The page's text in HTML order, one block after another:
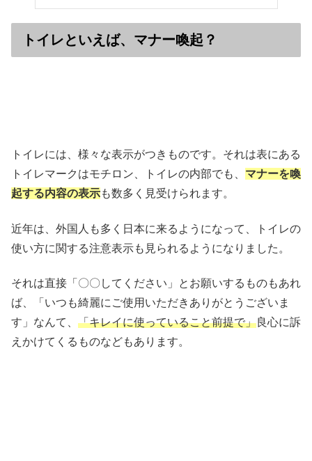
トイレといえば、マナー喚起？
トイレには、様々な表示がつきものです。それは表にある
トイレマークはモチロン、トイレの内部でも、 マナーを喚
起する内容の表示も数多く見受けられます。
近年は、外国人も多く日本に来るようになって、トイレの
使い方に関する注意表示も見られるようになりました。
それは直接「〇〇してください」とお願いするものもあれ
ば、「いつも綺麗にご使用いただきありがとうございま
す」なんて、 「キレイに使っていること前提で」良心に訴
えかけてくるものなどもあります。